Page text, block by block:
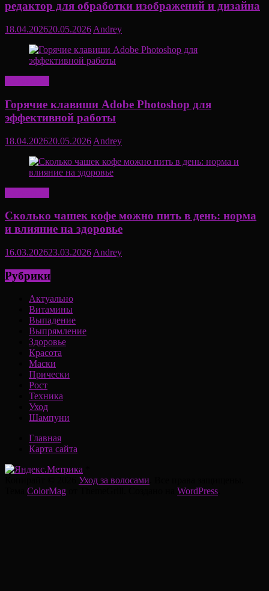
редактор для обработки изображений и дизайна
18.04.202620.05.2026 Andrey
Горячие клавиши Adobe Photoshop для
эффективной работы
18.04.202620.05.2026 Andrey
Сколько чашек кофе можно пить в день: норма
и влияние на здоровье
16.03.202623.03.2026 Andrey
Рубрики
Актуально
Витамины
Выпадение
Выпрямление
Здоровье
Красота
Маски
Прически
Рост
Техника
Уход
Шампуни
Главная
Карта сайта
Уход за волосами
ColorMag WordPress